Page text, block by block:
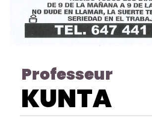
Professeur
KUNTA